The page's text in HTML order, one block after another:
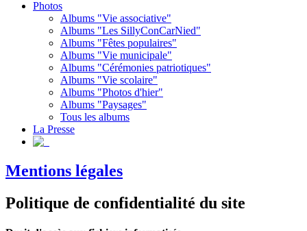
Photos
Albums "Vie associative"
Albums "Les SillyConCarNied"
Albums "Fêtes populaires"
Albums "Vie municipale"
Albums "Cérémonies patriotiques"
Albums "Vie scolaire"
Albums "Photos d'hier"
Albums "Paysages"
Tous les albums
La Presse
Mentions légales
Politique de confidentialité du site